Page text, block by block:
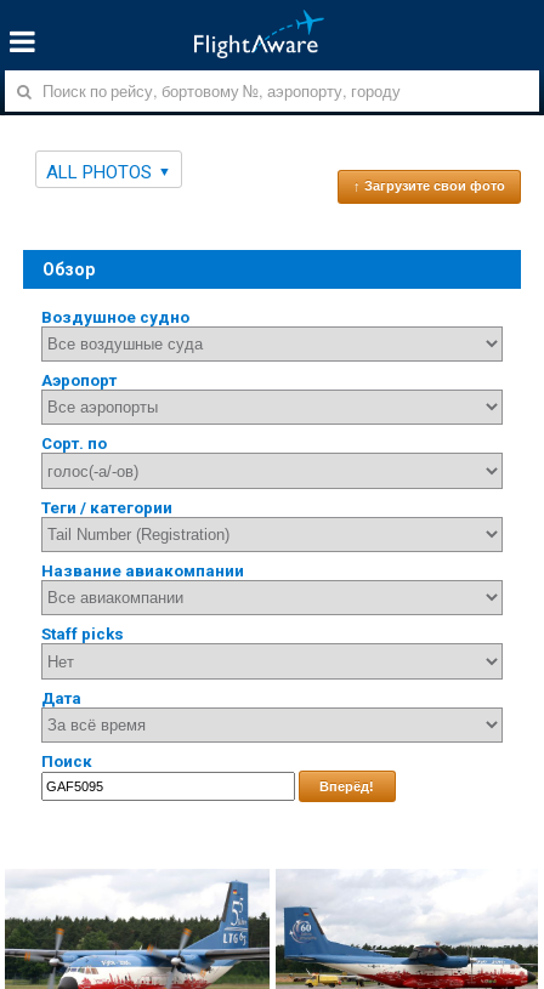
ALL PHOTOS
↑ Загрузите свои фото
Обзор
Воздушное судно
Аэропорт
Сорт. по
Теги / категории
Название авиакомпании
Staff picks
Дата
Поиск
Вперёд!